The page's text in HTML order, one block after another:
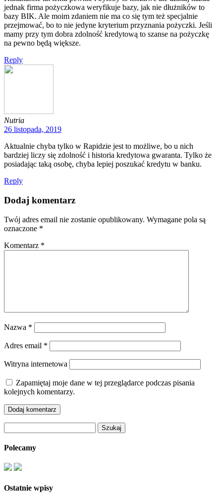
jednak firma pożyczkowa weryfikuje bazy, jak nie dłużników to
bazy BIK. Ale moim zdaniem nie ma co się tym też specjalnie
przejmować, bo to nie jedyne kryterium przyznania pożyczki. Jeśli
mamy przy tym dobra zdolność kredytową to szanse na pożyczkę
na pewno będą większe.
Reply
Nutria
26 listopada, 2019
Aktualnie chyba tylko w Rapidzie jest to możliwe, bo u nich
bardziej liczy się zdolność i historia kredytowa gwaranta. Tylko że
posiadając taką osobę, chyba lepiej poszukać kredytu w banku.
Reply
Dodaj komentarz
Twój adres email nie zostanie opublikowany. Wymagane pola są
oznaczone *
Komentarz *
Nazwa *
Adres email *
Witryna internetowa
Zapamiętaj moje dane w tej przeglądarce podczas pisania
kolejnych komentarzy.
Polecamy
Ostatnie wpisy